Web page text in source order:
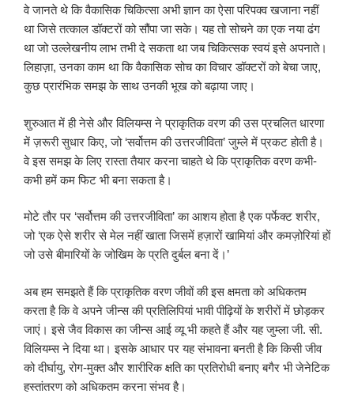
वे जानते थे कि वैकासिक चिकित्सा अभी ज्ञान का ऐसा परिपक्व खजाना नहीं
था जिसे तत्काल डॉक्टरों को सौंपा जा सके। यह तो सोचने का एक नया ढंग
था जो उल्लेखनीय लाभ तभी दे सकता था जब चिकित्सक स्वयं इसे अपनाते।
लिहाज़ा, उनका काम था कि वैकासिक सोच का विचार डॉक्टरों को बेचा जाए,
कुछ प्रारंभिक समझ के साथ उनकी भूख को बढ़ाया जाए।
शुरुआत में ही नेसे और विलियम्स ने प्राकृतिक वरण की उस प्रचलित धारणा
में ज़रूरी सुधार किए, जो ‘सर्वोत्तम की उत्तरजीविता’ जुम्ले में प्रकट होती है।
वे इस समझ के लिए रास्ता तैयार करना चाहते थे कि प्राकृतिक वरण कभी-
कभी हमें कम फिट भी बना सकता है।
मोटे तौर पर ‘सर्वोत्तम की उत्तरजीविता’ का आशय होता है एक पर्फेक्ट शरीर,
जो ‘एक ऐसे शरीर से मेल नहीं खाता जिसमें हज़ारों खामियां और कमज़ोरियां हों
जो उसे बीमारियों के जोखिम के प्रति दुर्बल बना दें।’
अब हम समझते हैं कि प्राकृतिक वरण जीवों की इस क्षमता को अधिकतम
करता है कि वे अपने जीन्स की प्रतिलिपियां भावी पीढ़ियों के शरीरों में छोड़कर
जाएं। इसे जैव विकास का जीन्स आई व्यू भी कहते हैं और यह जुम्ला जी. सी.
विलियम्स ने दिया था। इसके आधार पर यह संभावना बनती है कि किसी जीव
को दीर्घायु, रोग-मुक्त और शारीरिक क्षति का प्रतिरोधी बनाए बगैर भी जेनेटिक
हस्तांतरण को अधिकतम करना संभव है।